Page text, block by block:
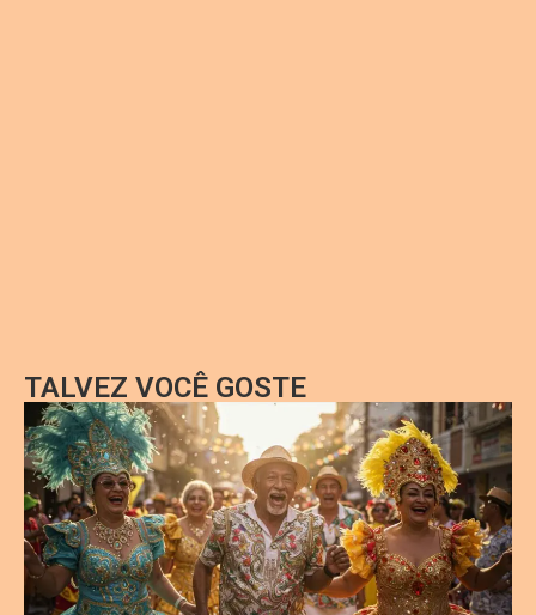
TALVEZ VOCÊ GOSTE